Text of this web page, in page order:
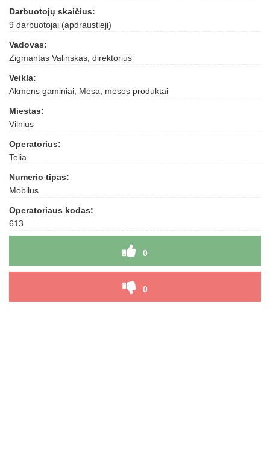
Darbuotojų skaičius:
9 darbuotojai (apdraustieji)
Vadovas:
Zigmantas Valinskas, direktorius
Veikla:
Akmens gaminiai, Mėsa, mėsos produktai
Miestas:
Vilnius
Operatorius:
Telia
Numerio tipas:
Mobilus
Operatoriaus kodas:
613
0
0